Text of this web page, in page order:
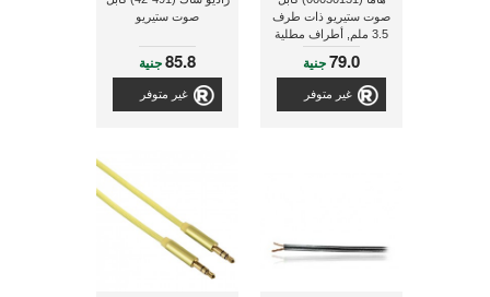
صوت ستيريو ذات طرف
3.5 ملم, أطراف مطلية
بالذهب, طول 1 متر
79.0جنية
غير متوفر
صوت ستيريو
85.8جنية
غير متوفر